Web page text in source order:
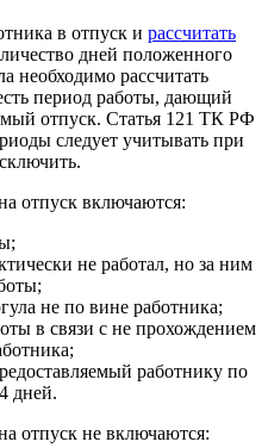
в отпуск и рассчитать
дней положенного
необходимо рассчитать
период работы, дающий
отпуск. Статья 121 ТК РФ
следует учитывать при
отпуск включаются:
не работал, но за ним
не по вине работника;
в связи с не прохождением
работнику по
дней.
отпуск не включаются: